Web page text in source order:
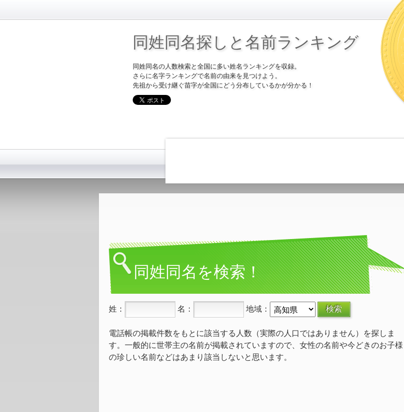
同姓同名探しと名前ランキング
同姓同名の人数検索と全国に多い姓名ランキングを収録。
さらに名字ランキングで名前の由来を見つけよう。
先祖から受け継ぐ苗字が全国にどう分布しているかが分かる！
同姓同名を検索！
姓： 名： 地域：
電話帳の掲載件数をもとに該当する人数（実際の人口ではありません）を探しま
す。一般的に世帯主の名前が掲載されていますので、女性の名前や今どきのお子様
の珍しい名前などはあまり該当しないと思います。